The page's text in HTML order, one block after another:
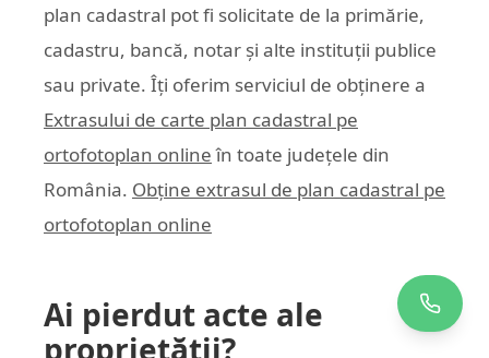
plan cadastral pot fi solicitate de la primărie,
cadastru, bancă, notar și alte instituții publice
sau private. Îți oferim serviciul de obținere a
Extrasului de carte plan cadastral pe
ortofotoplan online în toate județele din
România. Obține extrasul de plan cadastral pe
ortofotoplan online
Ai pierdut acte ale
proprietății?